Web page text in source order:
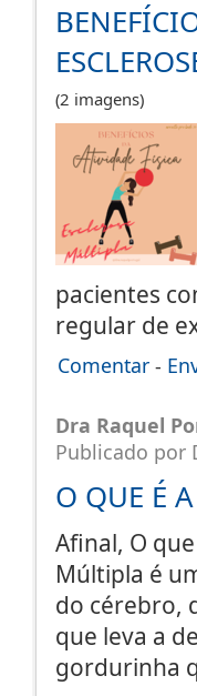
(2 imagens)
pacientes
regular de
Comentar -
Dra Raquel
Publicado por
O QUE É
Afinal, O que
Múltipla é
do cérebro,
que leva a
gordurinha